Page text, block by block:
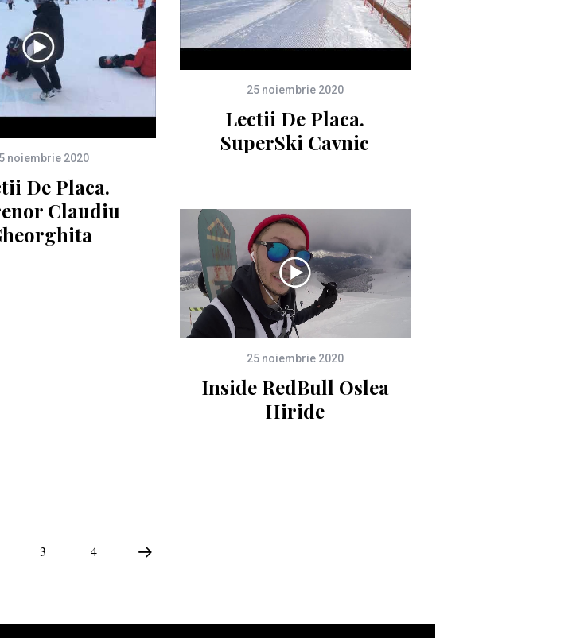
25 noiembrie 2020
Lectii De Placa.
SuperSki Cavnic
noiembrie 2020
De Placa.
Claudiu
25 noiembrie 2020
Inside RedBull Oslea
Hiride
3 4